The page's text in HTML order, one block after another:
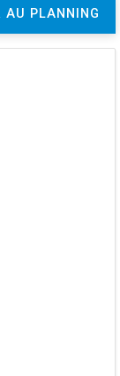
AU PLANNING